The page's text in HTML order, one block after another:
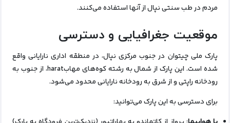
مردم در طب سنتی نپال از آنها استفاده می‌کنند.
موقعیت جغرافیایی و دسترسی
پارک ملی چیتوان در جنوب مرکزی نپال، در منطقه اداری نارایانی واقع
شده است. این پارک از شمال به رشته کوه‌های مهابharat، از جنوب به
رودخانه راپتی و از شرق به رودخانه نارایانی محدود می‌شود.
برای دسترسی به این پارک می‌توانید: